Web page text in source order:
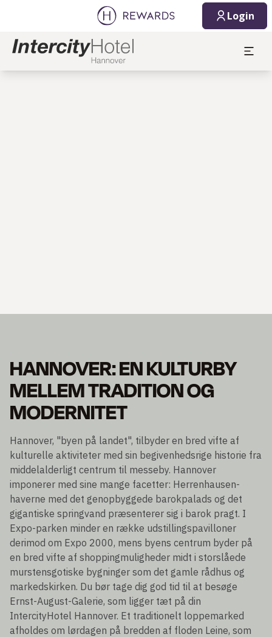
Login
HANNOVER: EN KULTURBY
MELLEM TRADITION OG
MODERNITET
Hannover, "byen på landet", tilbyder en bred vifte af
kulturelle aktiviteter med sin begivenhedsrige historie fra
middelalderligt centrum til messeby. Hannover
imponerer med sine mange facetter: Herrenhausen-
haverne med det genopbyggede barokpalads og det
gigantiske springvand præsenterer sig i barok pragt. I
Expo-parken minder en række udstillingspavilloner
derimod om Expo 2000, mens byens centrum byder på
en bred vifte af shoppingmuligheder midt i storslåede
murstensgotiske bygninger som det gamle rådhus og
markedskirken. Du bør tage dig god tid til at besøge
Ernst-August-Galerie, som ligger tæt på din
IntercityHotel Hannover. Et traditionelt loppemarked
afholdes om lørdagen på bredden af floden Leine, som